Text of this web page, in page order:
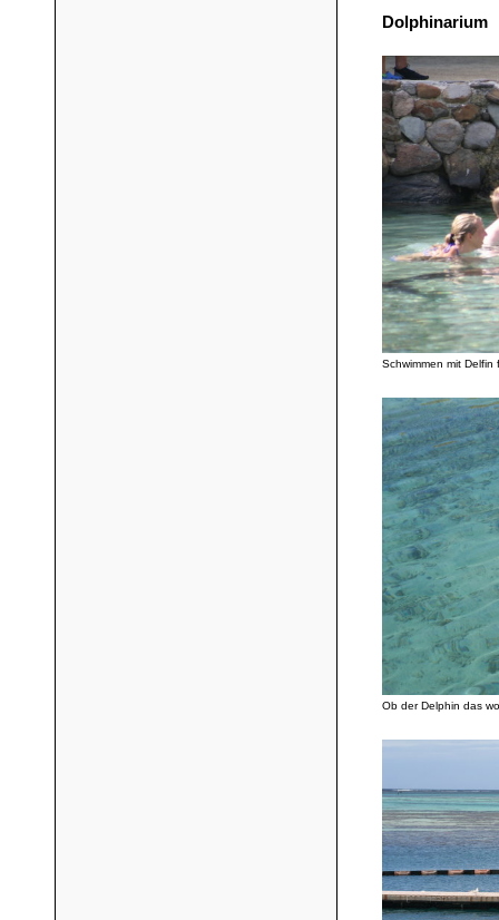
Dolphinarium
Schwimmen mit
Ob der Delphin das